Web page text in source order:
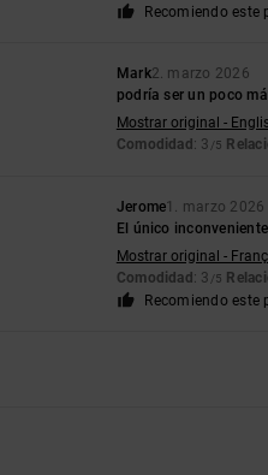
Recomiendo este
Mark2. marzo 2026
podría ser un poco
Mostrar original -
Comodidad : 3 /5
Jerome1. marzo 2026
El único
Mostrar original -
Comodidad : 3 /5
Recomiendo este